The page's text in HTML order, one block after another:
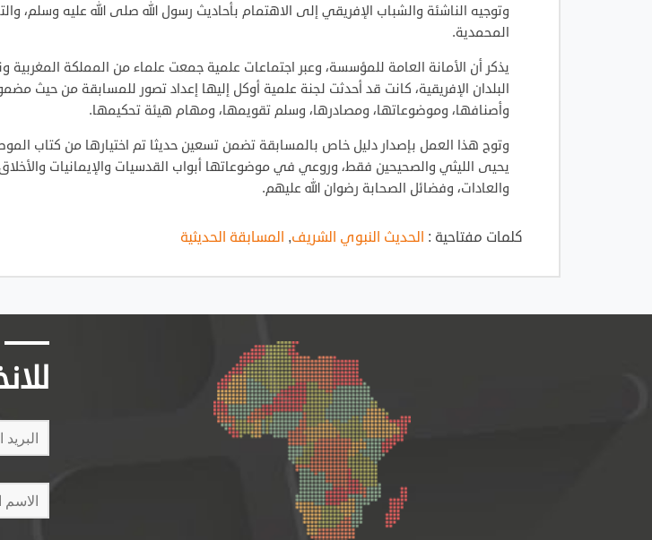
وتوجيه الناشئة والشباب الإفريقي إلى الاهتمام بأحاديث رسول الله صلى الله عليه وسلم،
المحمدية.
يذكر أن الأمانة العامة للمؤسسة، وعبر اجتماعات علمية جمعت علماء من المملكة
البلدان الإفريقية، كانت قد أحدثت لجنة علمية أوكل إليها إعداد تصور للمسابقة من حيث
وأصنافها، وموضوعاتها، ومصادرها، وسلم تقويمها، ومهام هيئة تحكيمها.
وتوج هذا العمل بإصدار دليل خاص بالمسابقة تضمن تسعين حديثا تم اختيارها من كتاب
يحيى الليثي والصحيحين فقط، وروعي في موضوعاتها أبواب القدسيات والإيمانيات والأخلاق
والعادات، وفضائل الصحابة رضوان الله عليهم.
كلمات مفتاحية : الحديث النبوي الشريف, المسابقة الحديثية